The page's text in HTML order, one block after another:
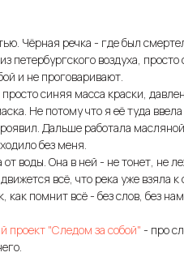
Чёрная речка - где был
петербургского воздуха,
и не проговаривают.
синяя масса краски,
Не потому что я её туда
Дальше работала
без меня.
воды. Она в ней - не тонет, не
всё, что река уже взяла
как помнит всё - без слов, без
проект "Следом за собой" - про